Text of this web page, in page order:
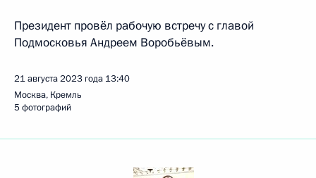
Президент провёл рабочую встречу с главой
Подмосковья Андреем Воробьёвым.
21 августа 2023 года 13:40
Москва, Кремль
5 фотографий